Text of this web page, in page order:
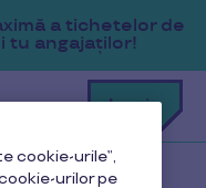
Login
a tichetelor de
tu angajaților!
cookie-urile”,
urilor pe